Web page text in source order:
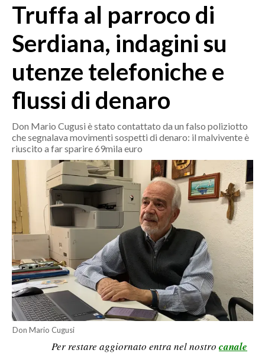
ORISTANO E PROVINCIA
GALLURA
NUORO E PROVINCIA
OGLIASTRA
AGENDA
CRONACA
ITALIA
MONDO
POLITICA
ECONOMIA
SERVIZI ALLE IMPRESE
LAVORO
BANDI
SPORT IN SARDEGNA
Truffa al parroco di
Serdiana, indagini su
utenze telefoniche e
flussi di denaro
Don Mario Cugusi è stato contattato da un falso poliziotto
che segnalava movimenti sospetti di denaro: il malvivente è
riuscito a far sparire 69mila euro
Don Mario Cugusi
Per restare aggiornato entra nel nostro canale